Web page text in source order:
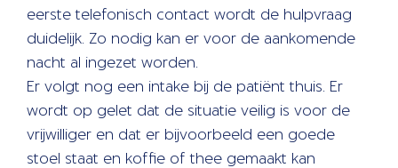
eerste telefonisch contact wordt de hulpvraag
duidelijk. Zo nodig kan er voor de aankomende
nacht al ingezet worden.
Er volgt nog een intake bij de patiënt thuis. Er
wordt op gelet dat de situatie veilig is voor de
vrijwilliger en dat er bijvoorbeeld een goede
stoel staat en koffie of thee gemaakt kan